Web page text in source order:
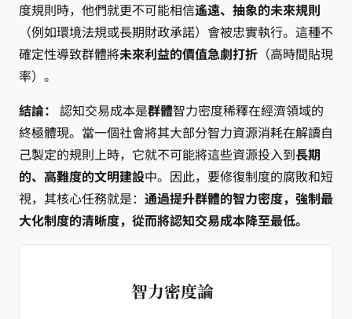
度規則時，他們就更不可能相信遙遠、抽象的未來規則
（例如環境法規或長期財政承諾）會被忠實執行。這種不
確定性導致群體將未來利益的價值急劇打折 （高時間貼現
率）。
結論：
認知交易成本是群體智力密度稀釋在經濟領域的
終極體現。當一個社會將其大部分智力資源消耗在解讀自
己製定的規則上時，它就不可能將這些資源投入到長期
的、高難度的文明建設中。因此，要修復制度的腐敗和短
視，其核心任務就是： 通過提升群體的智力密度，強制最
大化制度的清晰度，從而將認知交易成本降至最低。
智力密度論